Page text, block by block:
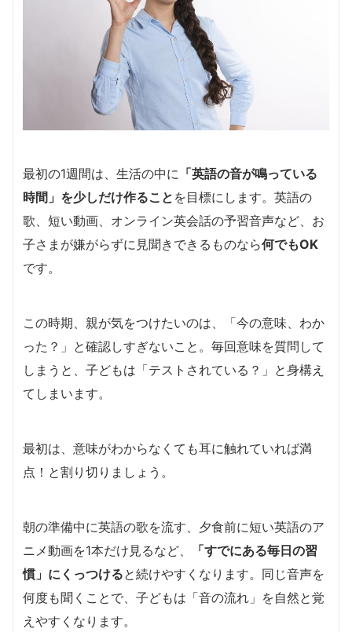
最初の1週間は、生活の中に 「英語の音が鳴っている
時間」を少しだけ作ること を目標にします。英語の
歌、短い動画、オンライン英会話の予習音声など、お
子さまが嫌がらずに見聞きできるものなら何でもOK
です。
この時期、親が気をつけたいのは、「今の意味、わか
った？」と確認しすぎないこと。毎回意味を質問して
しまうと、子どもは「テストされている？」と身構え
てしまいます。
最初は、意味がわからなくても耳に触れていれば満
点！と割り切りましょう。
朝の準備中に英語の歌を流す、夕食前に短い英語のア
ニメ動画を1本だけ見るなど、
「すでにある毎日の習
慣」にくっつけると続けやすくなります。同じ音声を
何度も聞くことで、子どもは「音の流れ」を自然と覚
えやすくなります。